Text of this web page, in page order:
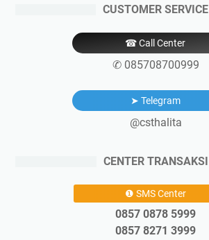
CUSTOMER SERVICE
☎ Call Center
✆ 085708700999
➤ Telegram
@csthalita
CENTER TRANSAKSI
❶ SMS Center
0857 0878 5999
0857 8271 3999